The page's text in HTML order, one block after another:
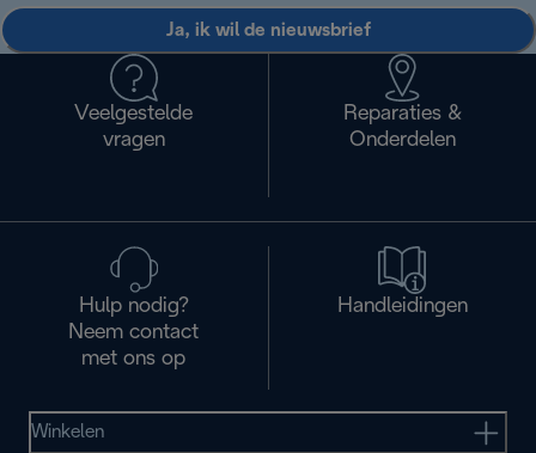
Ja, ik wil de nieuwsbrief
Veelgestelde
vragen
Reparaties &
Onderdelen
Hulp nodig?
Neem contact
met ons op
Handleidingen
Winkelen